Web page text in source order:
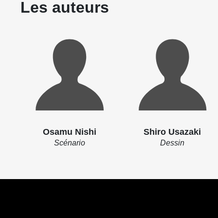
Les auteurs
Osamu Nishi
Scénario
Shiro Usazaki
Dessin